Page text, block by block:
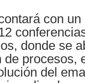
con
donde se
procesos,
del